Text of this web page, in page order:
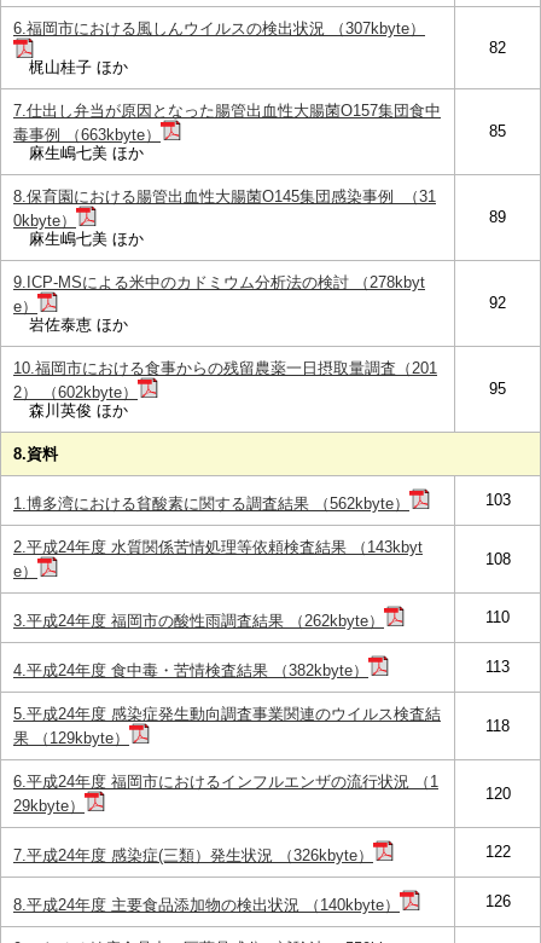
6.福岡市における風しんウイルスの検出状況 （307kbyte）
梶山桂子 ほか
82
7.仕出し弁当が原因となった腸管出血性大腸菌O157集団食中
毒事例 （663kbyte）
麻生嶋七美 ほか
85
8.保育園における腸管出血性大腸菌O145集団感染事例 （31
0kbyte）
麻生嶋七美 ほか
89
9.ICP-MSによる米中のカドミウム分析法の検討 （278kbyt
e）
岩佐泰恵 ほか
92
10.福岡市における食事からの残留農薬一日摂取量調査（201
2） （602kbyte）
森川英俊 ほか
95
8.資料
1.博多湾における貧酸素に関する調査結果 （562kbyte） 103
2.平成24年度 水質関係苦情処理等依頼検査結果 （143kbyt
e）
108
3.平成24年度 福岡市の酸性雨調査結果 （262kbyte） 110
4.平成24年度 食中毒・苦情検査結果 （382kbyte） 113
5.平成24年度 感染症発生動向調査事業関連のウイルス検査結
果 （129kbyte）
118
6.平成24年度 福岡市におけるインフルエンザの流行状況 （1
29kbyte）
120
7.平成24年度 感染症(三類）発生状況 （326kbyte） 122
8.平成24年度 主要食品添加物の検出状況 （140kbyte） 126